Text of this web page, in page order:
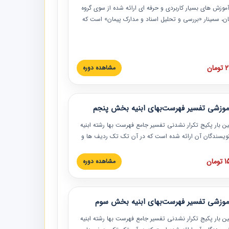
های بسیار کاربردی و حرفه‏ ای ارائه شده از سوی گروه
سمینار «بررسی و تحلیل اسناد و مدارک پیمان» است که
این خصوص ارائه شده است.
مشاهده دوره
تفسیر فهرست‌بهای ابنیه بخش پنجم
بار پکیج تکرار نشدنی تفسیر جامع فهرست بها رشته ابنیه
نویسندگان آن ارائه شده است که در آن تک تک ردیف ها و
و به همراه تصاویر عملیات اجرایی مرتبط با ردیف های
بها ارائه شده است. این دوره با کلام مهندس
مدیر پروژه مهندسی مشاور در امر بازنگری فهرست
حال فعالیت هستند حتما توصیه می کنیم از مطالب این
نمایند.
مشاهده دوره
تفسیر فهرست‌بهای ابنیه بخش سوم
بار پکیج تکرار نشدنی تفسیر جامع فهرست بها رشته ابنیه